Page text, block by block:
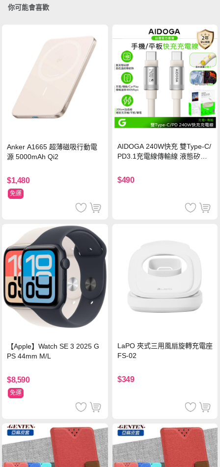
你可能會喜歡
Anker A1665 超薄磁吸行動電
源 5000mAh Qi2
$1,480
免運
AIDOGA 240W快充 雙Type-C/
PD3.1充電線傳輸線 液態矽膠
機/平板/筆電
$490
【Apple】Watch SE 3 2025 G
PS 44mm M/L
$8,590
免運
LaPO 夾式三用風扇旋轉充電座
FS-02
$349